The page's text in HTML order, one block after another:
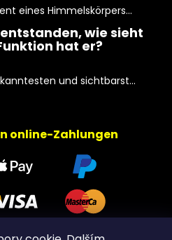
eines Himmelskörpers...
wie sieht
hat er?
und sichtbarst...
online-Zahlungen